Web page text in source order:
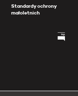
Standardy ochrony
małoletnich